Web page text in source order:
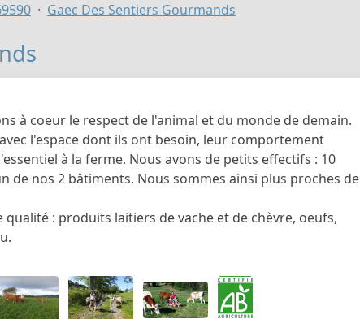
Gaec Des Sentiers Gourmands
à coeur le respect de l'animal et du monde de demain.
l'espace dont ils ont besoin, leur comportement
à la ferme. Nous avons de petits effectifs : 10
de nos 2 bâtiments. Nous sommes ainsi plus proches de
: produits laitiers de vache et de chèvre, oeufs,